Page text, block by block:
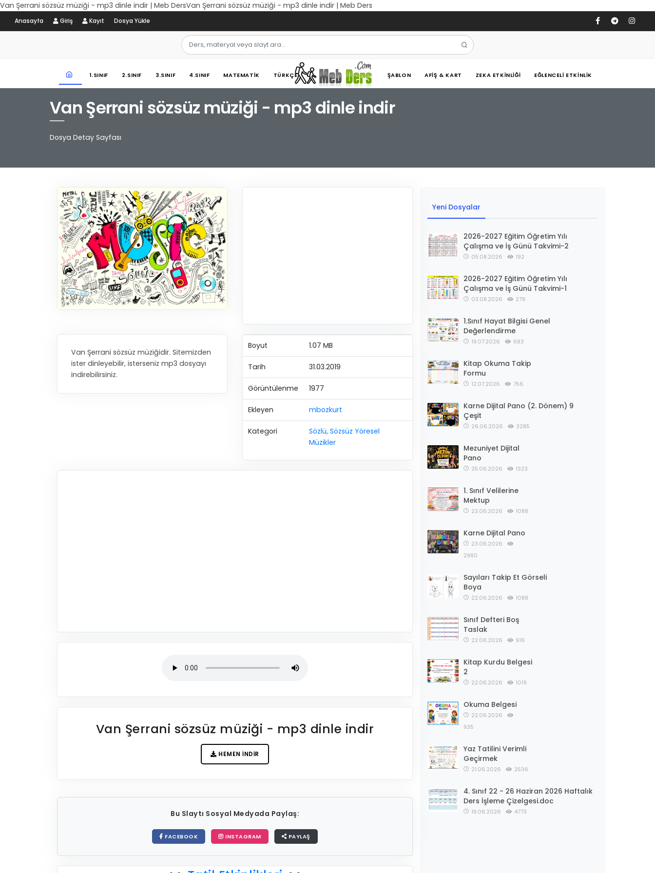
Van Şerrani sözsüz müziği - mp3 dinle indir | Meb DersVan Şerrani sözsüz müziği - mp3 dinle indir | Meb Ders
Anasayfa Giriş Kayıt Dosya Yükle
1.SINIF 2.SINIF 3.SINIF 4.SINIF MATEMATIK TÜRKÇE ŞABLON AFIŞ & KART ZEKA ETKINLIĞI EĞLENCELI ETKINLIK
Van Şerrani sözsüz müziği - mp3 dinle indir
Dosya Detay Sayfası
Van Şerrani sözsüz müziğidir. Sitemizden
ister dinleyebilir, isterseniz mp3 dosyayı
indirebilirsiniz.
Boyut 1.07 MB
Tarih 31.03.2019
Görüntülenme 1977
Ekleyen mbozkurt
Kategori
Sözlü, Sözsüz Yöresel
Müzikler
Van Şerrani sözsüz müziği - mp3 dinle indir
HEMEN İNDIR
Bu Slaytı Sosyal Medyada Paylaş:
FACEBOOK INSTAGRAM PAYLAŞ
Yeni Dosyalar
2026-2027 Eğitim Öğretim Yılı
Çalışma ve İş Günü Takvimi-2
05.08.2026 192
2026-2027 Eğitim Öğretim Yılı
Çalışma ve İş Günü Takvimi-1
03.08.2026 279
1.Sınıf Hayat Bilgisi Genel
Değerlendirme
19.07.2026 683
Kitap Okuma Takip
Formu
12.07.2026 756
Karne Dijital Pano (2. Dönem) 9
Çeşit
26.06.2026 3285
Mezuniyet Dijital
Pano
25.06.2026 1323
1. Sınıf Velilerine
Mektup
23.06.2026 1088
Karne Dijital Pano
23.06.2026
2980
Sayıları Takip Et Görseli
Boya
22.06.2026 1088
Sınıf Defteri Boş
Taslak
22.06.2026 916
Kitap Kurdu Belgesi
2
22.06.2026 1019
Okuma Belgesi
22.06.2026
935
Yaz Tatilini Verimli
Geçirmek
21.06.2026 2536
4. Sınıf 22 - 26 Haziran 2026 Haftalık
Ders İşleme Çizelgesi.doc
19.06.2026 4773